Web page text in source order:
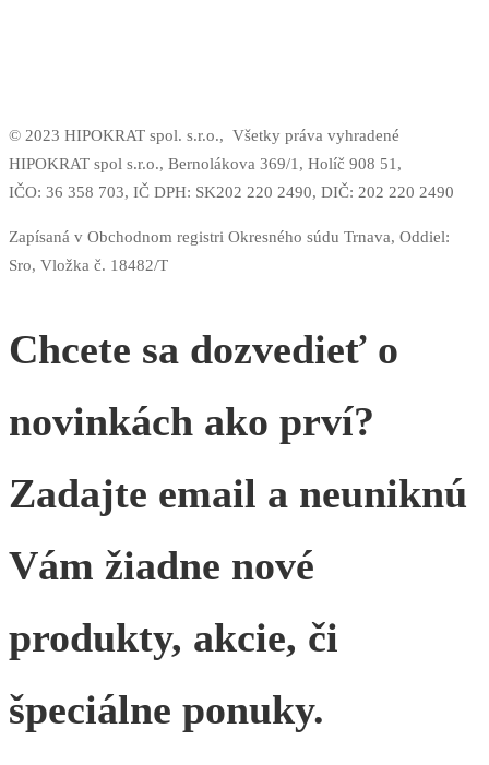
© 2023 HIPOKRAT spol. s.r.o., Všetky práva vyhradené
HIPOKRAT spol s.r.o., Bernolákova 369/1, Holíč 908 51,
IČO: 36 358 703, IČ DPH: SK202 220 2490, DIČ: 202 220 2490
Zapísaná v Obchodnom registri Okresného súdu Trnava, Oddiel:
Sro, Vložka č. 18482/T
Chcete sa dozvedieť o
novinkách ako prví?
Zadajte email a neuniknú
Vám žiadne nové
produkty, akcie, či
špeciálne ponuky.